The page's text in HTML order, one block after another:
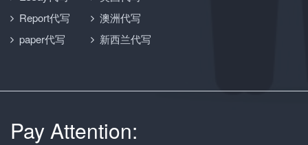
Report代写
paper代写
澳洲代写
新西兰代写
Pay Attention: